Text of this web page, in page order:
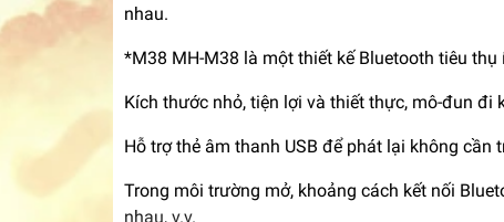
nhau.
*M38 MH-M38 là một thiết kế Bluetooth tiêu
Kích thước nhỏ, tiện lợi và thiết thực, mô-đun đi
Hỗ trợ thẻ âm thanh USB để phát lại không cần
Trong môi trường mở, khoảng cách kết nối
nhau, v.v.